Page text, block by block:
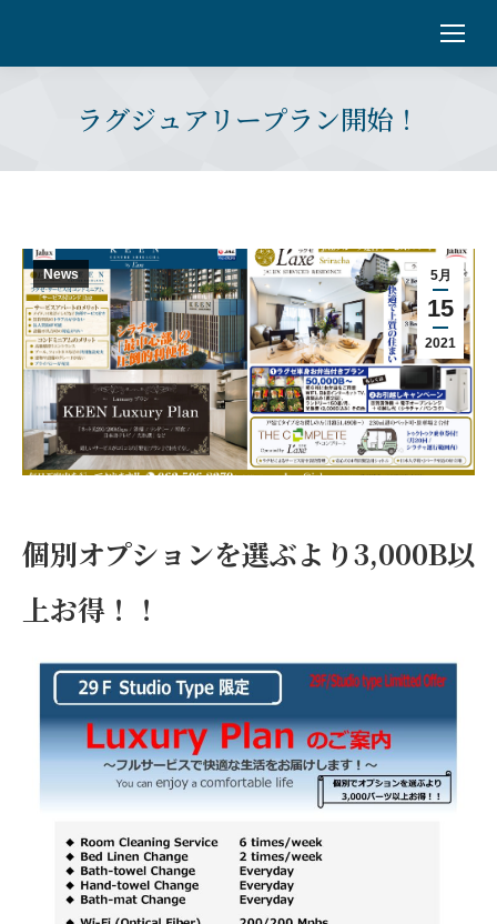
ラグジュアリープラン開始！
5月
15
2021
News
個別オプションを選ぶより3,000B以
上お得！！